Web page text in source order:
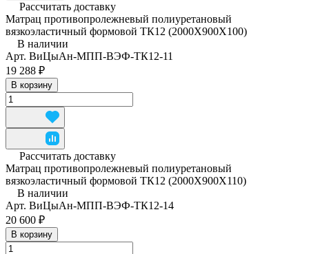
Рассчитать доставку
Матрац противопролежневый полиуретановый
вязкоэластичный формовой ТК12 (2000Х900Х100)
В наличии
Арт. ВиЦыАн-МПП-ВЭФ-ТК12-11
19 288 ₽
В корзину
Рассчитать доставку
Матрац противопролежневый полиуретановый
вязкоэластичный формовой ТК12 (2000Х900Х110)
В наличии
Арт. ВиЦыАн-МПП-ВЭФ-ТК12-14
20 600 ₽
В корзину